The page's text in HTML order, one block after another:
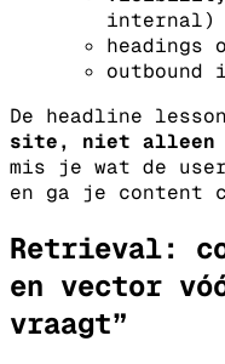
internal)
headings
De headline
site, niet alleen
mis je wat de
en ga je content
Retrieval:
en vector
vraagt”